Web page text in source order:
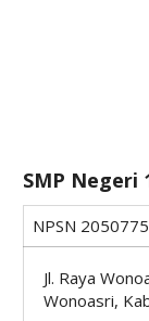
SMP Negeri
NPSN
Jl. Raya
Wonoasri,